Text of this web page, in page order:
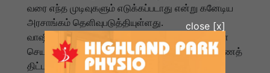
வரை எந்த முடிவுகளும் எடுக்கப்படாது என்று கனேடிய
அரசாங்கம் தெளிவுபடுத்தியுள்ளது.
வாஷிங்டனில் இருந்த எரிசக்தி மற்றும் இயற்கை வள
செயலாளர் ஜோனாதன் வில்கின்சன், டிரம்பின் கட்டணத்
திட்டம் என்ன என்பது குறித்து குடியரசுக் கட்சி